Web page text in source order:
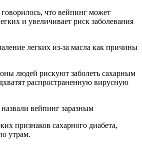
что вейпинг может
и увеличивает риск заболевания
легких из-за масла как причины
людей рискуют заболеть сахарным
распространенную вирусную
вейпинг заразным
признаков сахарного диабета,
утрам.